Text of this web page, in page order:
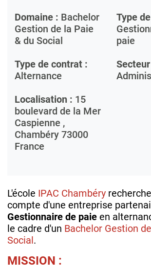
Domaine : Bachelor
Gestion de la Paie
& du Social
Type
paie
Type de contrat :
Alternance
Localisation : 15
boulevard de la Mer
Caspienne ,
Chambéry 73000
France
L'école IPAC Chambéry
compte d'une entreprise
Gestionnaire de paie en
le cadre d'un Bachelor Gestion
Social.
MISSION :